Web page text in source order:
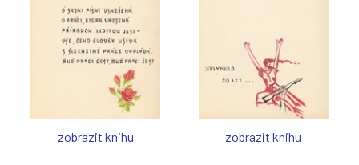
zobrazit knihu zobrazit knihu